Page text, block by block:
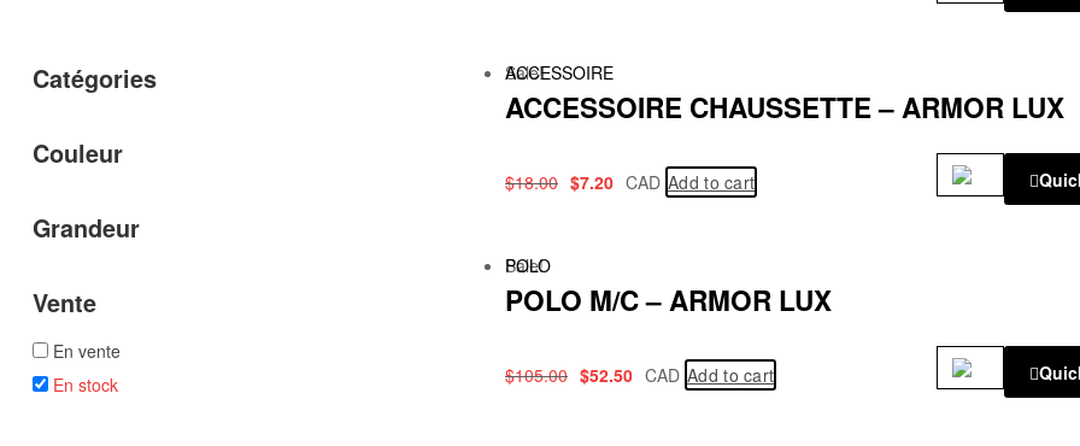
Sale!
ACCESSOIRE
ACCESSOIRE CHAUSSETTE – ARMOR LUX
$18.00 $7.20 CAD Add to cart
Sale!
POLO
POLO M/C – ARMOR LUX
$105.00 $52.50 CAD Add to cart
Catégories
Couleur
Grandeur
Vente
En vente
En stock